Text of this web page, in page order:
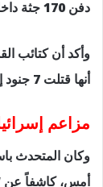
دفن 170 جثة داخل ساحات مستشفى الشفاء.
وأكد أن كتائب
أنها قتلت 7 جنود إسرائيليين في محور شمال مدينة غزة.
مزاعم
وكان المتحدث
أمس، كاشفاً عن